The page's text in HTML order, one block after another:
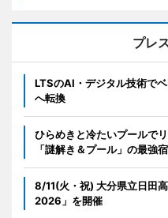
プレ
LTSのAI・デジタル技術で
へ転換
ひらめきと冷たいプールで
「謎解き＆プール」の最強
8/11(火・祝) 大分県立日田
2026」を開催